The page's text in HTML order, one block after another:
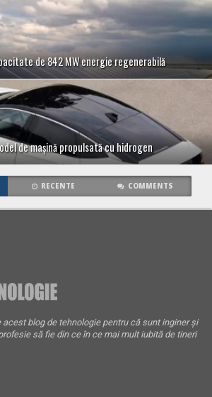
de 842 MW energie regenerabilă
de mașină propulsată cu hidrogen
RECENTE COMMENTS
acest blog de tehnologie pentru că sunt inginer și
să fie din ce în ce mai mult iubită de tineri